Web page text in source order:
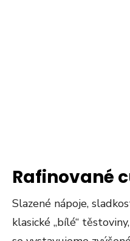
Rafinované
Slazené nápoje,
klasické „bílé“